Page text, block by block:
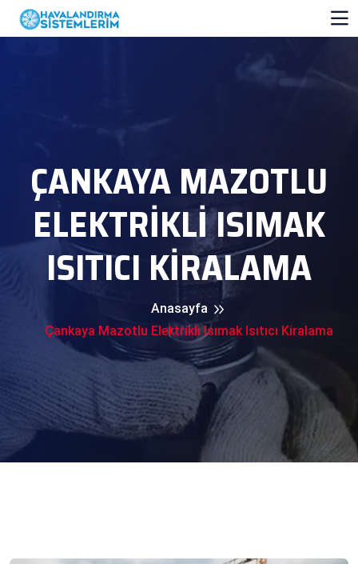
ÇANKAYA MAZOTLU
ELEKTRIKLI ISIMAK
ISITICI KIRALAMA
Anasayfa
Çankaya Mazotlu Elektrikli Isımak Isıtıcı Kiralama